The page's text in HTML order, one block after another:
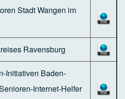
Stadt Wangen im
Ravensburg
Initiativen Baden-
Internet-Helfer